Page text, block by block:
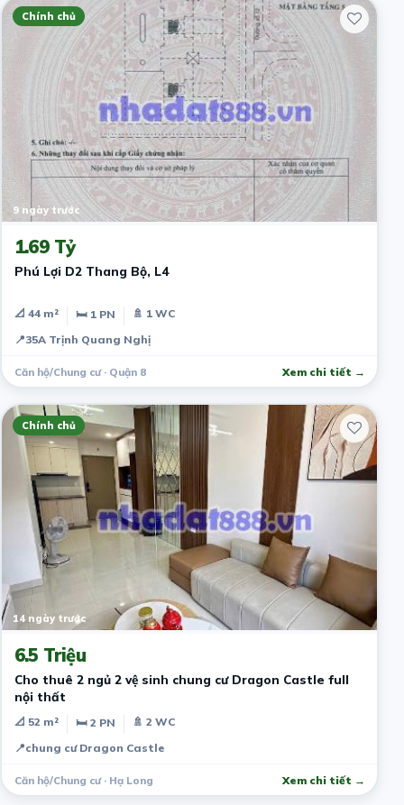
Chính chủ
9 ngày trước
1.69 Tỷ
Phú Lợi D2 Thang Bộ, L4
📐 44 m² 🛏 1 PN
🚿 1 WC
📍35A Trịnh Quang Nghị
Căn hộ/Chung cư · Quận 8 Xem chi tiết →
Chính chủ
14 ngày trước
6.5 Triệu
Cho thuê 2 ngủ 2 vệ sinh chung cư Dragon Castle full
nội thất
📐 52 m² 🛏 2 PN
🚿 2 WC
📍chung cư Dragon Castle
Căn hộ/Chung cư · Hạ Long Xem chi tiết →